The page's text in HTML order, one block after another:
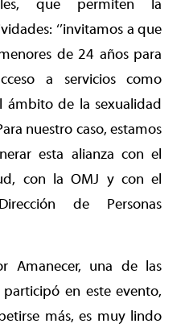
que permiten la
‘’invitamos a que
de 24 años para
a servicios como
ámbito de la sexualidad
nuestro caso, estamos
esta alianza con el
con la OMJ y con el
de Personas
Amanecer, una de las
en este evento,
más, es muy lindo